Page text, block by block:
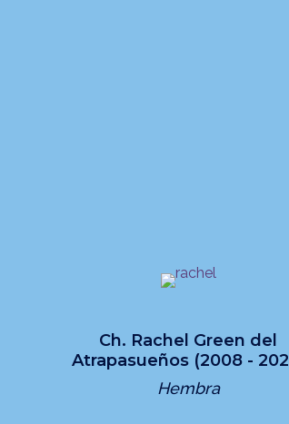
Ch. Rachel Green del
Atrapasueños (2008 -
Hembra